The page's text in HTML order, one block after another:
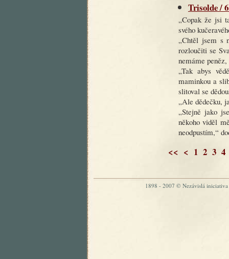
Trisolde /
„Copak že jsi
svého
„Chtěl jsem s
rozloučiti se
nemáme
„Tak abys
maminkou a
slitoval se
„Ale dědečku,
„Stejně jako
někoho viděl
neodpustím,“
<< < 1 2 3 4
1898 - 2007 © Nezávislá